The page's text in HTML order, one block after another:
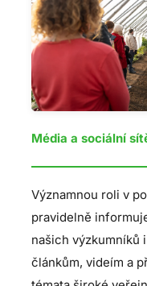
Média a sociální
Významnou roli v
pravidelně
našich výzkumníků
článkům, videím a